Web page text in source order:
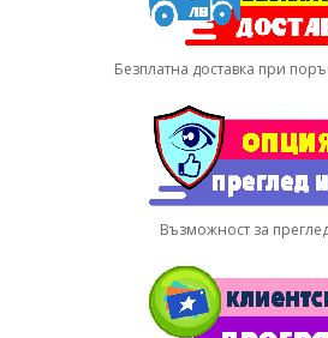
Безплатна доставка при
Възможност за